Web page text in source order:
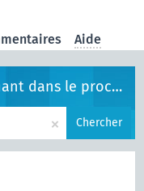
Aide
le processus législatif
× Chercher